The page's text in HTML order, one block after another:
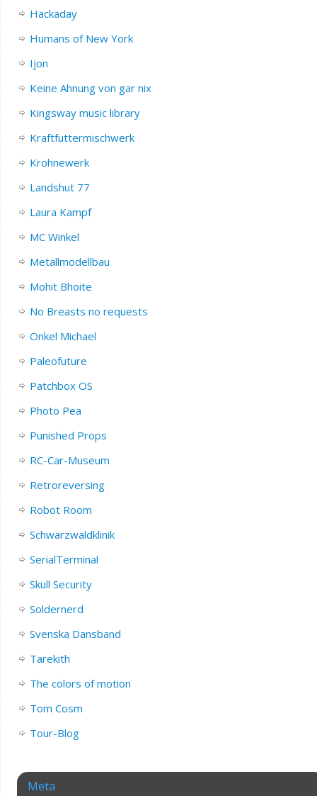
Hackaday
Humans of New York
Ijon
Keine Ahnung von gar nix
Kingsway music library
Kraftfuttermischwerk
Krohnewerk
Landshut 77
Laura Kampf
MC Winkel
Metallmodellbau
Mohit Bhoite
No Breasts no requests
Onkel Michael
Paleofuture
Patchbox OS
Photo Pea
Punished Props
RC-Car-Museum
Retroreversing
Robot Room
Schwarzwaldklinik
SerialTerminal
Skull Security
Soldernerd
Svenska Dansband
Tarekith
The colors of motion
Tom Cosm
Tour-Blog
Meta